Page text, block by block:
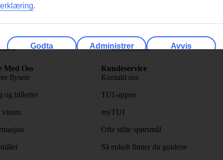
Varmeguide
Med Oss
flysete
og billetter
visum
Kundeservice
Kontakt oss
TUI-appen
myTUI
Ofte stilte spørsmål
Så enkelt finner du guidene
.
Godta Administrer Avvis